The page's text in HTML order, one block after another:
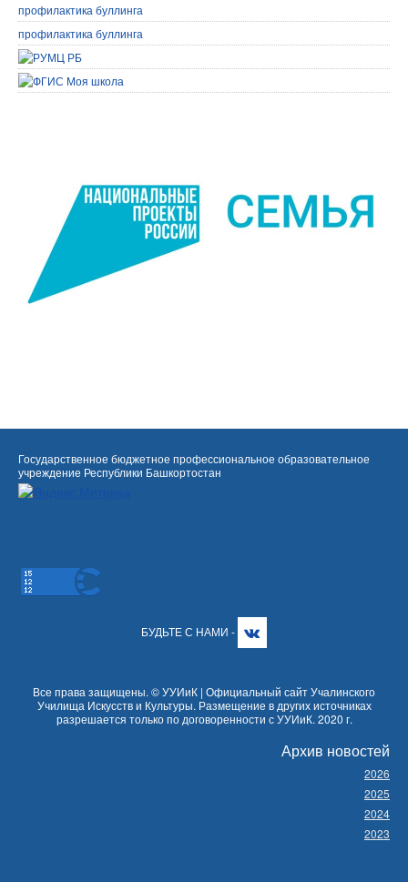
профилактика буллинга
профилактика буллинга
Государственное бюджетное профессиональное образовательное
учреждение Республики Башкортостан
БУДЬТЕ С НАМИ -
Все права защищены. © УУИиК | Официальный сайт Учалинского
Училища Искусств и Культуры. Размещение в других источниках
разрешается только по договоренности с УУИиК. 2020 г.
Архив новостей
2026
2025
2024
2023